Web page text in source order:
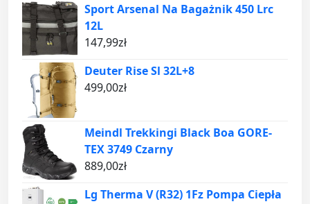
Sport Arsenal Na Bagażnik 450 Lrc
12L
147,99zł
Deuter Rise Sl 32L+8
499,00zł
Meindl Trekkingi Black Boa GORE-
TEX 3749 Czarny
889,00zł
Lg Therma V (R32) 1Fz Pompa Ciepła